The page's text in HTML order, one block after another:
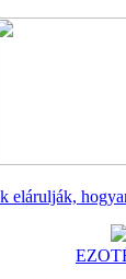
elárulják,